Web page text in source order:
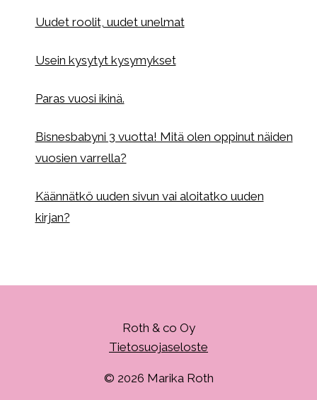
Uudet roolit, uudet unelmat
Usein kysytyt kysymykset
Paras vuosi ikinä.
Bisnesbabyni 3 vuotta! Mitä olen oppinut näiden
vuosien varrella?
Käännätkö uuden sivun vai aloitatko uuden
kirjan?
Roth & co Oy
Tietosuojaseloste
© 2026 Marika Roth